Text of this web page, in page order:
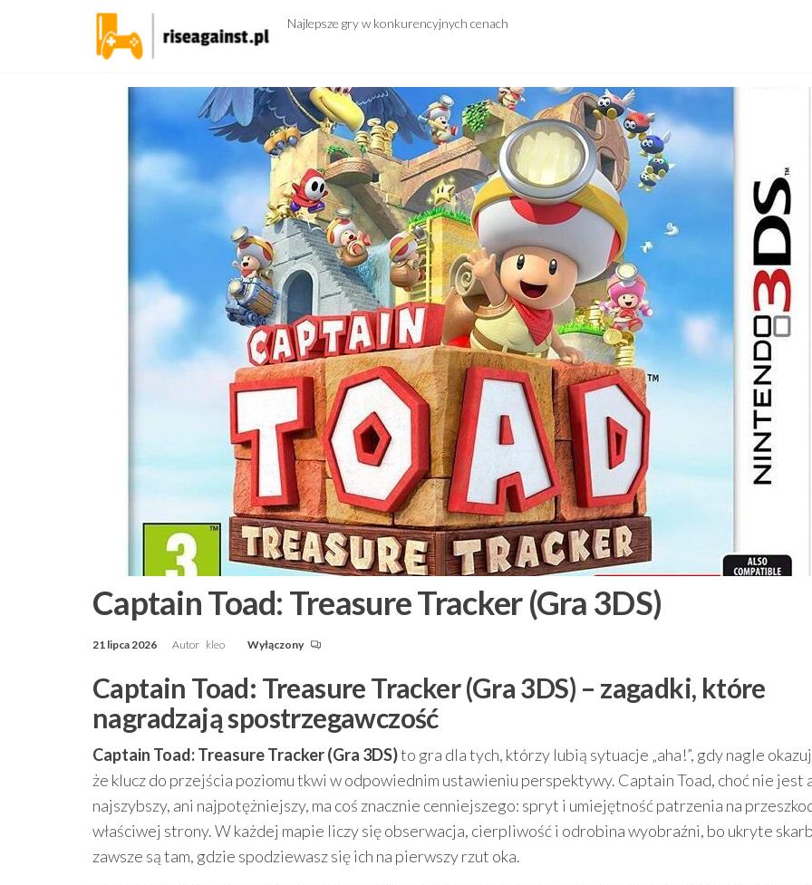
Najlepsze gry w konkurencyjnych cenach
Captain Toad: Treasure Tracker (Gra 3DS)
21 lipca 2026 Autor kleo Wyłączony
Captain Toad: Treasure Tracker (Gra 3DS) – zagadki, które
nagradzają spostrzegawczość
Captain Toad: Treasure Tracker (Gra 3DS)to gra dla tych, którzy lubią sytuacje „aha!”, gdy nagle
że klucz do przejścia poziomu tkwi w odpowiednim ustawieniu perspektywy. Captain Toad, choć nie jest
najszybszy, ani najpotężniejszy, ma coś znacznie cenniejszego: spryt i umiejętność patrzenia na
właściwej strony. W każdej mapie liczy się obserwacja, cierpliwość i odrobina wyobraźni, bo ukryte
zawsze są tam, gdzie spodziewasz się ich na pierwszy rzut oka.